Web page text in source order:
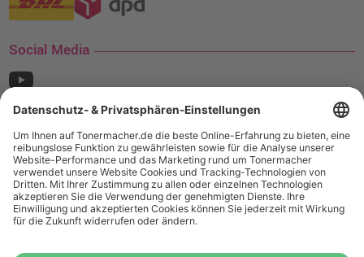
Social Media
¹ Nur gültig für den Versand innerhalb Deutschlands. Befindet sich ein Warenwert
von mindestens 35€ (inkl. Mwst.) an Ampertec Artikeln in Ihrem Warenkorb, ist der
Versand für Sie kostenfrei.